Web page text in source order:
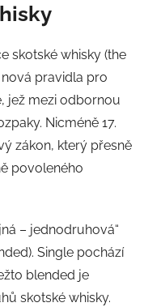
skotské whisky (the
pravidla pro
jež mezi odbornou
Nicméně 17.
zákon, který přesně
povoleného
– jednodruhová“
Single pochází
blended je
skotské whisky.